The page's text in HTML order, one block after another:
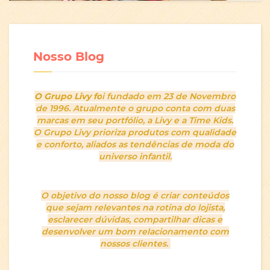
Nosso Blog
O Grupo Livy foi fundado em 23 de Novembro
de 1996. Atualmente o grupo conta com duas
marcas em seu portfólio, a Livy e a Time Kids.
O Grupo Livy prioriza produtos com qualidade
e conforto, aliados as tendências de moda do
universo infantil.
O objetivo do nosso blog é criar conteúdos
que sejam relevantes na rotina do lojista,
esclarecer dúvidas, compartilhar dicas e
desenvolver um bom relacionamento com
nossos clientes.